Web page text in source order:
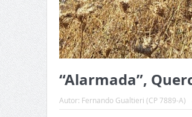
“Alarmada”,
Autor: Fernando Gualtieri (CP 7889-A)